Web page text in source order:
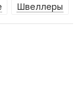
Швеллеры